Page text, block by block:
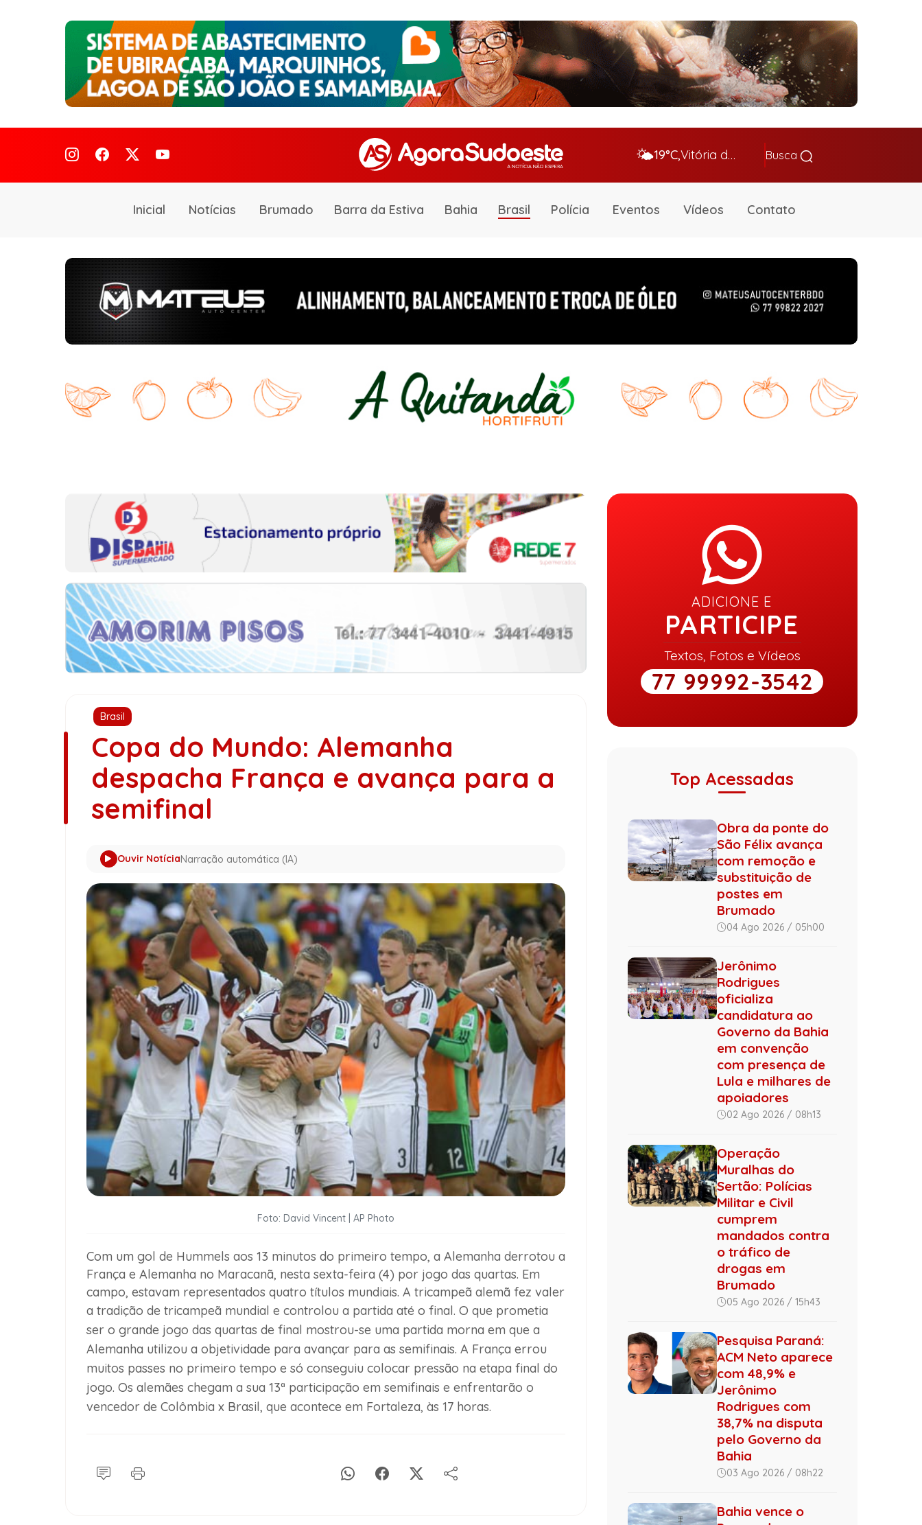
🌤️19°C, Vitória da Conq… Busca
Inicial Notícias Brumado Barra da Estiva Bahia Brasil Polícia Eventos Vídeos Contato
Brasil
Copa do Mundo: Alemanha
despacha França e avança para a
semifinal
Ouvir NotíciaNarração automática (IA)
Foto: David Vincent | AP Photo
Com um gol de Hummels aos 13 minutos do primeiro tempo, a Alemanha derrotou a
França e Alemanha no Maracanã, nesta sexta-feira (4) por jogo das quartas. Em
campo, estavam representados quatro títulos mundiais. A tricampeã alemã fez valer
a tradição de tricampeã mundial e controlou a partida até o final. O que prometia
ser o grande jogo das quartas de final mostrou-se uma partida morna em que a
Alemanha utilizou a objetividade para avançar para as semifinais. A França errou
muitos passes no primeiro tempo e só conseguiu colocar pressão na etapa final do
jogo. Os alemães chegam a sua 13ª participação em semifinais e enfrentarão o
vencedor de Colômbia x Brasil, que acontece em Fortaleza, às 17 horas.
ADICIONE E
PARTICIPE
Textos, Fotos e Vídeos
77 99992-3542
Top Acessadas
Obra da ponte do
São Félix avança
com remoção e
substituição de
postes em
Brumado
04 Ago 2026 / 05h00
Jerônimo
Rodrigues
oficializa
candidatura ao
Governo da Bahia
em convenção
com presença de
Lula e milhares de
apoiadores
02 Ago 2026 / 08h13
Operação
Muralhas do
Sertão: Polícias
Militar e Civil
cumprem
mandados contra
o tráfico de
drogas em
Brumado
05 Ago 2026 / 15h43
Pesquisa Paraná:
ACM Neto aparece
com 48,9% e
Jerônimo
Rodrigues com
38,7% na disputa
pelo Governo da
Bahia
03 Ago 2026 / 08h22
Bahia vence o